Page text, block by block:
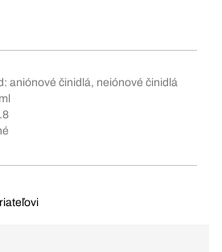
aniónové činidlá, neiónové činidlá